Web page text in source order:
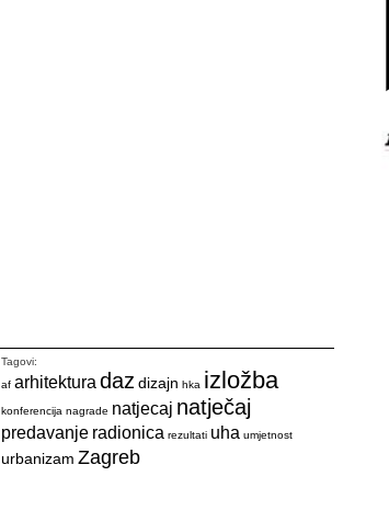
Tagovi:
af arhitektura daz dizajn hka izložba
konferencija nagrade natjecaj natječaj
predavanje radionica rezultati uha umjetnost
urbanizam Zagreb